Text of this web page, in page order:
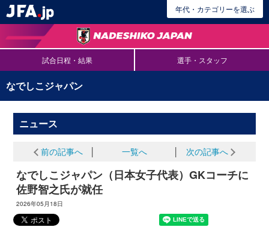
年代・カテゴリーを選ぶ
試合日程・結果 選手・スタッフ
なでしこジャパン
ニュース
前の記事へ 一覧へ 次の記事へ
なでしこジャパン（日本女子代表）GKコーチに
佐野智之氏が就任
2026年05月18日